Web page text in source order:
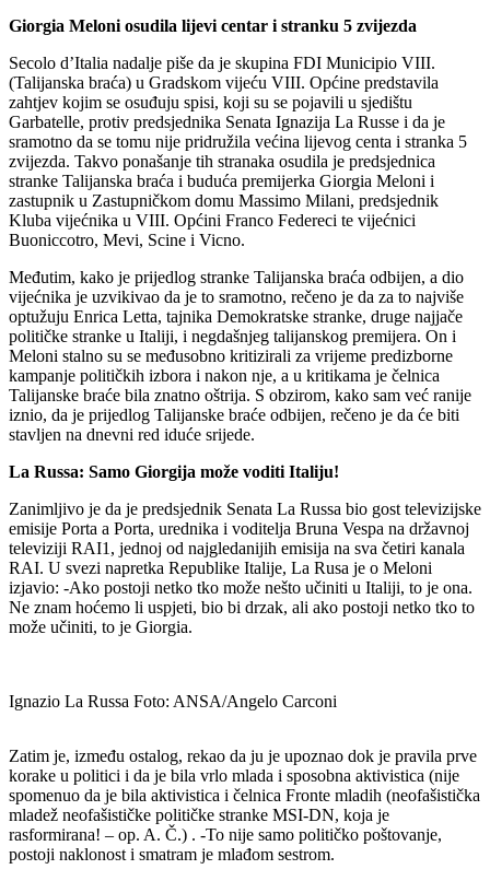
Giorgia Meloni osudila lijevi centar i stranku 5 zvijezda
Secolo d’Italia nadalje piše da je skupina FDI Municipio VIII.
(Talijanska braća) u Gradskom vijeću VIII. Općine predstavila
zahtjev kojim se osuđuju spisi, koji su se pojavili u sjedištu
Garbatelle, protiv predsjednika Senata Ignazija La Russe i da je
sramotno da se tomu nije pridružila većina lijevog centa i stranka 5
zvijezda. Takvo ponašanje tih stranaka osudila je predsjednica
stranke Talijanska braća i buduća premijerka Giorgia Meloni i
zastupnik u Zastupničkom domu Massimo Milani, predsjednik
Kluba vijećnika u VIII. Općini Franco Federeci te vijećnici
Buoniccotro, Mevi, Scine i Vicno.
Međutim, kako je prijedlog stranke Talijanska braća odbijen, a dio
vijećnika je uzvikivao da je to sramotno, rečeno je da za to najviše
optužuju Enrica Letta, tajnika Demokratske stranke, druge najjače
političke stranke u Italiji, i negdašnjeg talijanskog premijera. On i
Meloni stalno su se međusobno kritizirali za vrijeme predizborne
kampanje političkih izbora i nakon nje, a u kritikama je čelnica
Talijanske braće bila znatno oštrija. S obzirom, kako sam već ranije
iznio, da je prijedlog Talijanske braće odbijen, rečeno je da će biti
stavljen na dnevni red iduće srijede.
La Russa: Samo Giorgija može voditi Italiju!
Zanimljivo je da je predsjednik Senata La Russa bio gost televizijske
emisije Porta a Porta, urednika i voditelja Bruna Vespa na državnoj
televiziji RAI1, jednoj od najgledanijih emisija na sva četiri kanala
RAI. U svezi napretka Republike Italije, La Rusa je o Meloni
izjavio: -Ako postoji netko tko može nešto učiniti u Italiji, to je ona.
Ne znam hoćemo li uspjeti, bio bi drzak, ali ako postoji netko tko to
može učiniti, to je Giorgia.
Ignazio La Russa Foto: ANSA/Angelo Carconi
Zatim je, između ostalog, rekao da ju je upoznao dok je pravila prve
korake u politici i da je bila vrlo mlada i sposobna aktivistica (nije
spomenuo da je bila aktivistica i čelnica Fronte mladih (neofašistička
mladež neofašističke političke stranke MSI-DN, koja je
rasformirana! – op. A. Č.) . -To nije samo političko poštovanje,
postoji naklonost i smatram je mlađom sestrom.